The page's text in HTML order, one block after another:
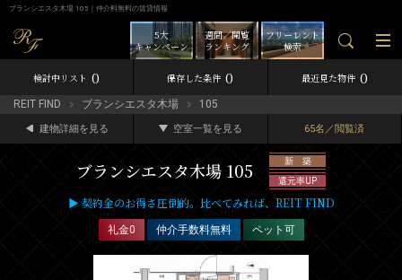
ブランシエスタ木場 105｜仲介料無料の賃貸情報
フリーレント
検索
週間／閲覧
ランキング
5大
キャンペーン
検討中リスト 0 保存した条件 0 最近見た物件 0
REIT FIND ブランシエスタ木場 105
建物詳細を見る 空室一覧を見る 65名／閲覧済
ブランシエスタ木場 105
新 築
還元率UP
▶ 契約金のお得さ圧倒的。比べてみれば、REIT FIND
礼金0 仲介手数料無料 ペット可